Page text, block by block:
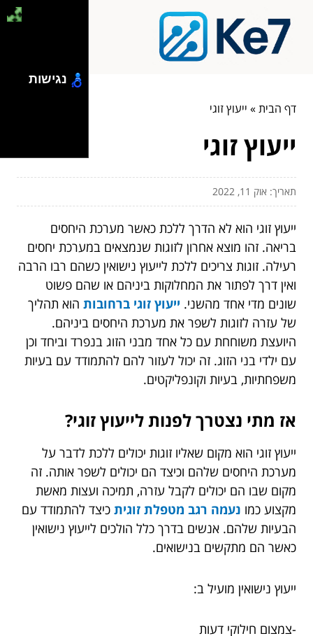
דף הבית» ייעוץ זוגי
ייעוץ זוגי
תאריך: אוק 11, 2022
ייעוץ זוגי הוא לא הדרך ללכת כאשר מערכת היחסים
בריאה. זהו מוצא אחרון לזוגות שנמצאים במערכת יחסים
רעילה. זוגות צריכים ללכת לייעוץ נישואין כשהם רבו הרבה
ואין דרך לפתור את המחלוקות ביניהם או שהם פשוט
שונים מדי אחד מהשני. ייעוץ זוגי ברחובות הוא תהליך
של עזרה לזוגות לשפר את מערכת היחסים ביניהם.
היועצת משוחחת עם כל אחד מבני הזוג בנפרד וביחד וכן
עם ילדי בני הזוג. זה יכול לעזור להם להתמודד עם בעיות
משפחתיות, בעיות וקונפליקטים.
אז מתי נצטרך לפנות לייעוץ זוגי?
ייעוץ זוגי הוא מקום שאליו זוגות יכולים ללכת לדבר על
מערכת היחסים שלהם וכיצד הם יכולים לשפר אותה. זה
מקום שבו הם יכולים לקבל עזרה, תמיכה ועצות מאשת
מקצוע כמו נעמה רגב מטפלת זוגית כיצד להתמודד עם
הבעיות שלהם. אנשים בדרך כלל הולכים לייעוץ נישואין
כאשר הם מתקשים בנישואים.
ייעוץ נישואין מועיל ב:
-צמצום חילוקי דעות
נגישות